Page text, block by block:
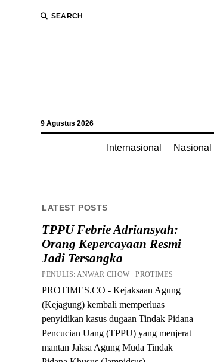
SEARCH
9 Agustus 2026
Internasional Nasional
LATEST POSTS
TPPU Febrie Adriansyah:
Orang Kepercayaan Resmi
Jadi Tersangka
PENULIS: ANWAR CHOW PROTIMES
PROTIMES.CO - Kejaksaan Agung
(Kejagung) kembali memperluas
penyidikan kasus dugaan Tindak Pidana
Pencucian Uang (TPPU) yang menjerat
mantan Jaksa Agung Muda Tindak